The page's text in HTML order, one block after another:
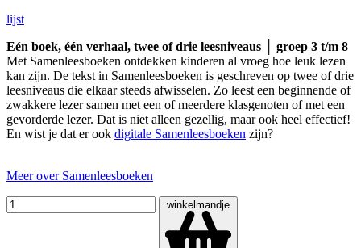
lijst
Eén boek, één verhaal, twee of drie leesniveaus │ groep 3 t/m 8
Met Samenleesboeken ontdekken kinderen al vroeg hoe leuk lezen
kan zijn. De tekst in Samenleesboeken is geschreven op twee of drie
leesniveaus die elkaar steeds afwisselen. Zo leest een beginnende of
zwakkere lezer samen met een of meerdere klasgenoten of met een
gevorderde lezer. Dat is niet alleen gezellig, maar ook heel effectief!
En wist je dat er ook digitale Samenleesboeken zijn?
Meer over Samenleesboeken
winkelmandje